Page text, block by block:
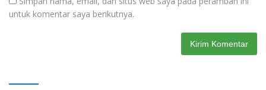
untuk komentar saya berikutnya.